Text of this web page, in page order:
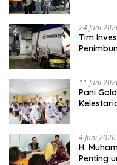
24 Juni
Tim
11 Juni
Pani
4 Juni 2026
H.
Penting